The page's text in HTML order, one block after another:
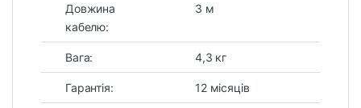
Довжина
кабелю:
3 м
Вага: 4,3 кг
Гарантія: 12 місяців